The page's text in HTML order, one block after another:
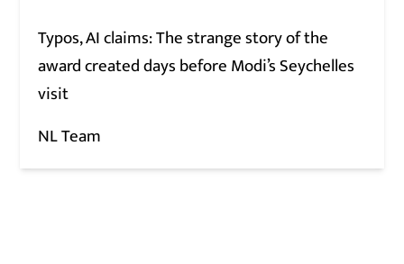
Typos, AI claims: The strange story of the
award created days before Modi’s Seychelles
visit
NL Team